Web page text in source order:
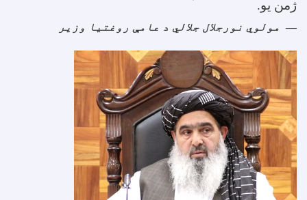
ژمن یو.
مولوي نورجلال جلالي د عامې روغتیا وزیر